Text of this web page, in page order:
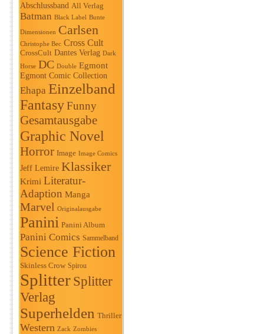
Abschlussband All Verlag
Batman Black Label Bunte
Dimensionen Carlsen
Christophe Bec Cross Cult
CrossCult Dantes Verlag Dark
Horse DC Double Egmont
Egmont Comic Collection
Ehapa Einzelband
FantasyFunny
Gesamtausgabe
Graphic Novel
Horror Image Image Comics
Jeff Lemire Klassiker
Krimi Literatur-
Adaption Manga
Marvel Originalausgabe
Panini Panini Album
Panini Comics Sammelband
Science Fiction
Skinless Crow Spirou
Splitter Splitter
Verlag
Superhelden Thriller
Western Zack Zombies